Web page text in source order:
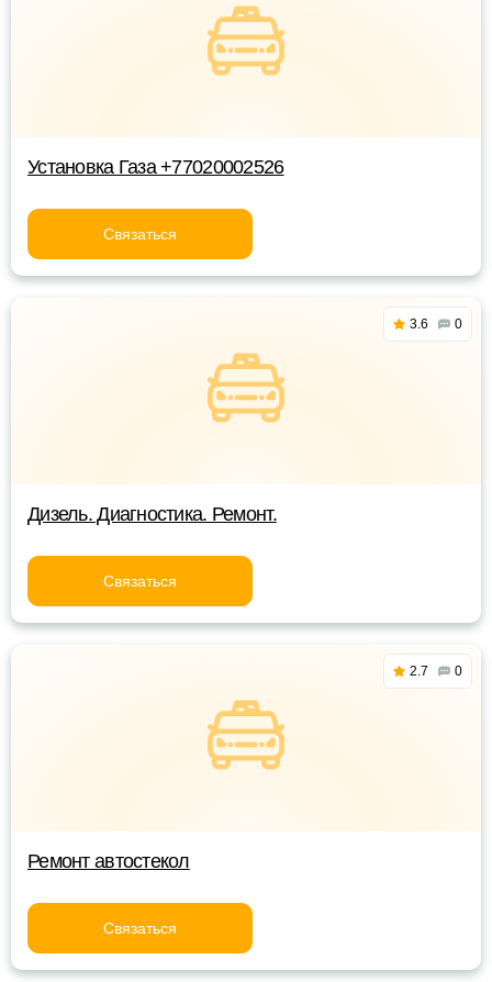
Установка Газа +77020002526
Связаться
3.6 0
Дизель. Диагностика. Ремонт.
Связаться
2.7 0
Ремонт автостекол
Связаться